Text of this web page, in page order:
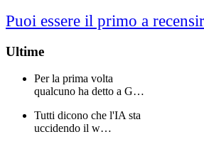
Puoi essere il primo a
Ultime
Per la prima volta
qualcuno ha detto a G…
Tutti dicono che l'IA sta
uccidendo il w…